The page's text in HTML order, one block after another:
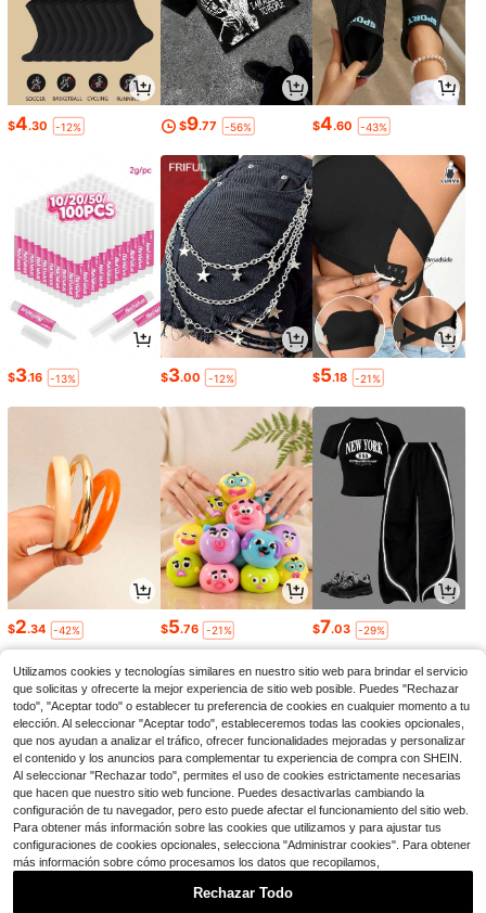
$4.30 -12% $9.77 -56% $4.60 -43%
$3.16 -13% $3.00 -12% $5.18 -21%
$2.34 -42% $5.76 -21% $7.03 -29%
Utilizamos cookies y tecnologías similares en nuestro sitio web para brindar el servicio
que solicitas y ofrecerte la mejor experiencia de sitio web posible. Puedes "Rechazar
todo", "Aceptar todo" o establecer tu preferencia de cookies en cualquier momento a tu
elección. Al seleccionar "Aceptar todo", estableceremos todas las cookies opcionales,
que nos ayudan a analizar el tráfico, ofrecer funcionalidades mejoradas y personalizar
el contenido y los anuncios para complementar tu experiencia de compra con SHEIN.
Al seleccionar "Rechazar todo", permites el uso de cookies estrictamente necesarias
que hacen que nuestro sitio web funcione. Puedes desactivarlas cambiando la
configuración de tu navegador, pero esto puede afectar el funcionamiento del sitio web.
Para obtener más información sobre las cookies que utilizamos y para ajustar tus
configuraciones de cookies opcionales, selecciona "Administrar cookies". Para obtener
más información sobre cómo procesamos los datos que recopilamos,
Rechazar Todo